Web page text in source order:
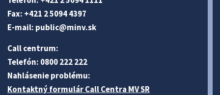
Fax: +421 2 5094 4397
E-mail: public@minv.sk
Call centrum:
Telefón: 0800 222 222
Nahlásenie problému:
Kontaktný formulár Call Centra MV SR